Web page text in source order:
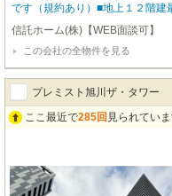
です（規約あり）■地上１２階
りも◎■専有面積１１９．８５㎡
家族に余裕の空間■大和ハウス施
犯設備充実■２沿線利用可能！豊
も徒歩圏■リバーサイド立地・二
機能仕様
信託ホーム(株)【WEB面談可】
この会社の全物件を見る
プレミスト旭川ザ・タワー
ここ最近で285回 見られていま